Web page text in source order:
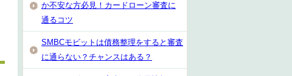
か不安な方必見！カードローン審査に
通るコツ
SMBCモビットは債務整理をすると審査
に通らない？チャンスはある？